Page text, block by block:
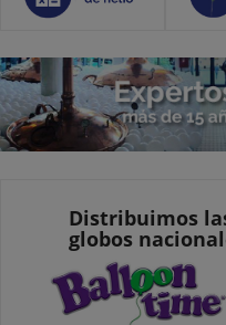
Distribuimos
globos